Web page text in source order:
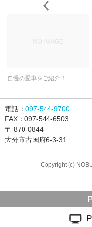
自慢の愛車をご紹介！！
電話： 097-544-9700
FAX： 097-544-6503
〒 870-0844
大分市古国府6-3-31
Copyright (c)